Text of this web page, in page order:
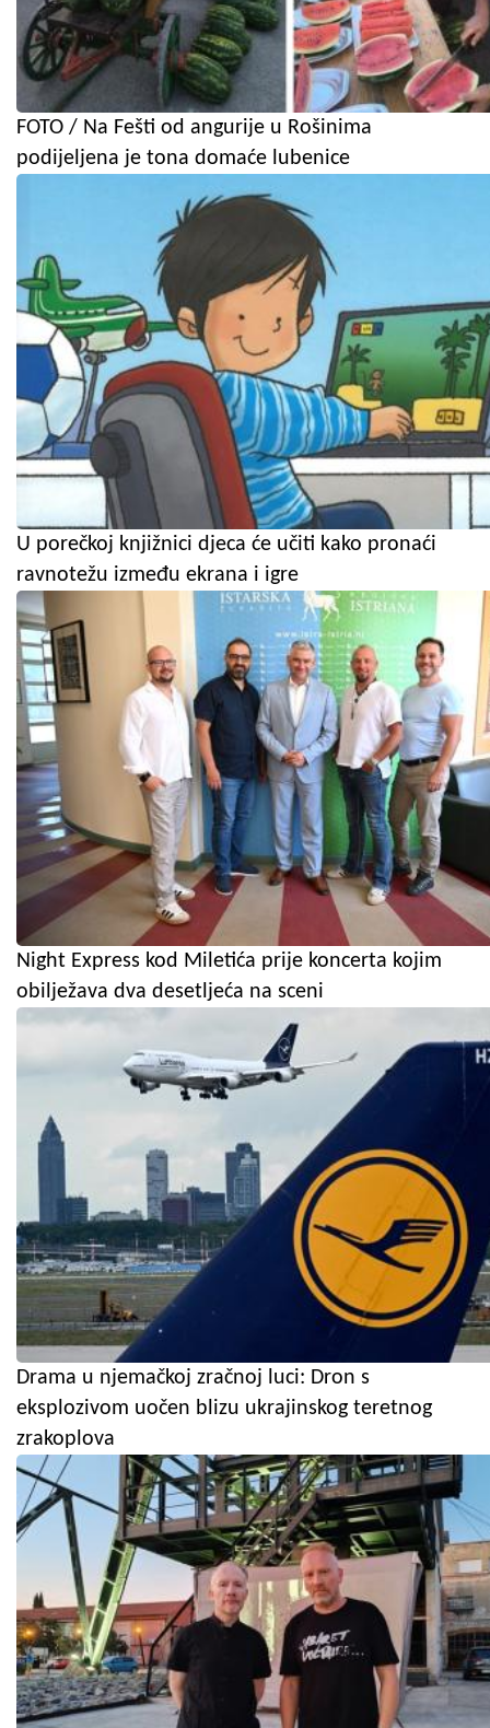
FOTO / Na Fešti od angurije u Rošinima
podijeljena je tona domaće lubenice
U porečkoj knjižnici djeca će učiti kako pronaći
ravnotežu između ekrana i igre
Night Express kod Miletića prije koncerta kojim
obilježava dva desetljeća na sceni
Drama u njemačkoj zračnoj luci: Dron s
eksplozivom uočen blizu ukrajinskog teretnog
zrakoplova